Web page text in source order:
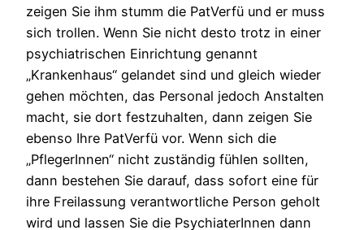
zeigen Sie ihm stumm die PatVerfü und er muss
sich trollen. Wenn Sie nicht desto trotz in einer
psychiatrischen Einrichtung genannt
„Krankenhaus“ gelandet sind und gleich wieder
gehen möchten, das Personal jedoch Anstalten
macht, sie dort festzuhalten, dann zeigen Sie
ebenso Ihre PatVerfü vor. Wenn sich die
„PflegerInnen“ nicht zuständig fühlen sollten,
dann bestehen Sie darauf, dass sofort eine für
ihre Freilassung verantwortliche Person geholt
wird und lassen Sie die PsychiaterInnen dann